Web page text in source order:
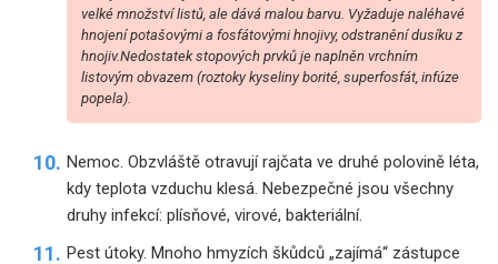
velké množství listů, ale dává malou barvu. Vyžaduje naléhavé
hnojení potašovými a fosfátovými hnojivy, odstranění dusíku z
hnojiv.Nedostatek stopových prvků je naplněn vrchním
listovým obvazem (roztoky kyseliny borité, superfosfát, infúze
popela).
Nemoc. Obzvláště otravují rajčata ve druhé polovině léta,
kdy teplota vzduchu klesá. Nebezpečné jsou všechny
druhy infekcí: plísňové, virové, bakteriální.
Pest útoky. Mnoho hmyzích škůdců „zajímá“ zástupce